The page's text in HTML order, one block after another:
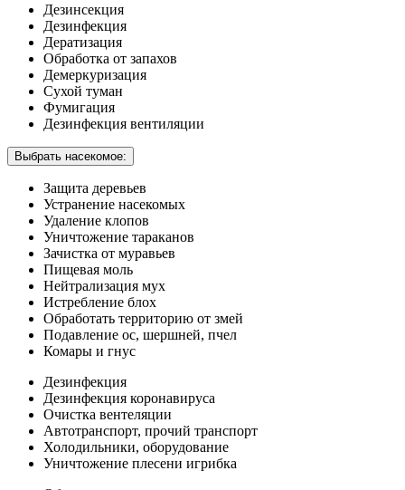
Дезинсекция
Дезинфекция
Дератизация
Обработка от запахов
Демеркуризация
Сухой туман
Фумигация
Дезинфекция вентиляции
Выбрать насекомое:
Защита деревьев
Устранение насекомых
Удаление клопов
Уничтожение тараканов
Зачистка от муравьев
Пищевая моль
Нейтрализация мух
Истребление блох
Обработать территорию от змей
Подавление ос, шершней, пчел
Комары и гнус
Дезинфекция
Дезинфекция коронавируса
Очистка вентеляции
Автотранспорт, прочий транспорт
Холодильники, оборудование
Уничтожение плесени игрибка